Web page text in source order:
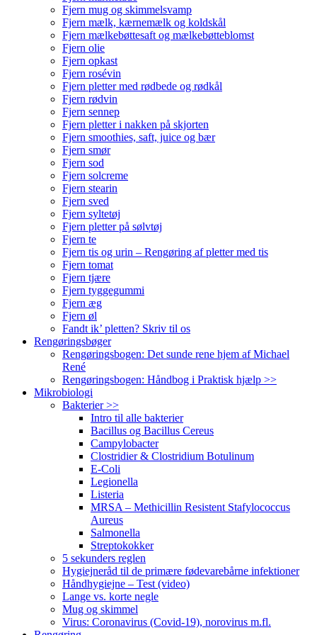
Fjern mug og skimmelsvamp
Fjern mælk, kærnemælk og koldskål
Fjern mælkebøttesaft og mælkebøtteblomst
Fjern olie
Fjern opkast
Fjern rosévin
Fjern pletter med rødbede og rødkål
Fjern rødvin
Fjern sennep
Fjern pletter i nakken på skjorten
Fjern smoothies, saft, juice og bær
Fjern smør
Fjern sod
Fjern solcreme
Fjern stearin
Fjern sved
Fjern syltetøj
Fjern pletter på sølvtøj
Fjern te
Fjern tis og urin – Rengøring af pletter med tis
Fjern tomat
Fjern tjære
Fjern tyggegummi
Fjern æg
Fjern øl
Fandt ik’ pletten? Skriv til os
Rengøringsbøger
Rengøringsbogen: Det sunde rene hjem af Michael
René
Rengøringsbogen: Håndbog i Praktisk hjælp >>
Mikrobiologi
Bakterier >>
Intro til alle bakterier
Bacillus og Bacillus Cereus
Campylobacter
Clostridier & Clostridium Botulinum
E-Coli
Legionella
Listeria
MRSA – Methicillin Resistent Stafylococcus
Aureus
Salmonella
Streptokokker
5 sekunders reglen
Hygiejneråd til de primære fødevarebårne infektioner
Håndhygiejne – Test (video)
Lange vs. korte negle
Mug og skimmel
Virus: Coronavirus (Covid-19), norovirus m.fl.